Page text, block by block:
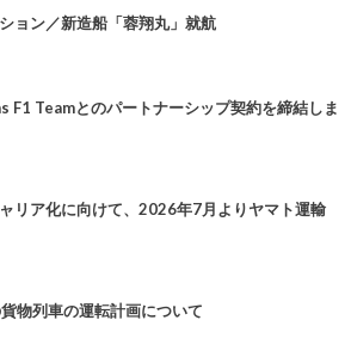
ョン／新造船「蓉翔丸」就航
F1 Teamとのパートナーシップ契約を締結しま
リア化に向けて、2026年7月よりヤマト運輸
物列車の運転計画について